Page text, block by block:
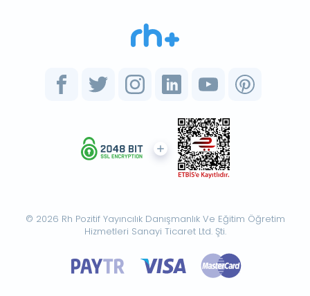
© 2026 Rh Pozitif Yayıncılık Danışmanlık Ve Eğitim Öğretim
Hizmetleri Sanayi Ticaret Ltd. Şti.